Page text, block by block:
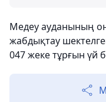
Медеу ауданының
жабдықтау
047 жеке тұрғын үй